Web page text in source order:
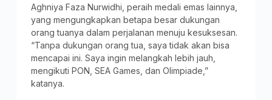
Aghniya Faza Nurwidhi, peraih medali emas lainnya,
yang mengungkapkan betapa besar dukungan
orang tuanya dalam perjalanan menuju kesuksesan.
“Tanpa dukungan orang tua, saya tidak akan bisa
mencapai ini. Saya ingin melangkah lebih jauh,
mengikuti PON, SEA Games, dan Olimpiade,”
katanya.